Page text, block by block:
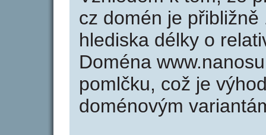
cz domén je
hlediska délky o
Doména
pomlčku, což je
doménovým